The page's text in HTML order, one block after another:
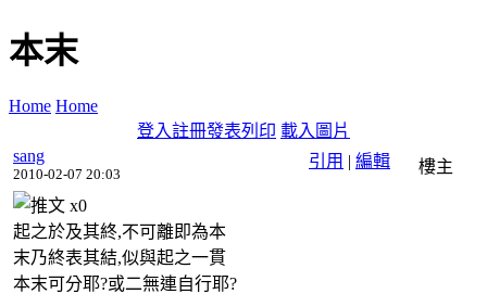
本末
Home Home
登入註冊發表列印 載入圖片
引用 | 編輯
sang
2010-02-07 20:03 樓主
x0
起之於及其終,不可離即為本
末乃終表其結,似與起之一貫
本末可分耶?或二無連自行耶?